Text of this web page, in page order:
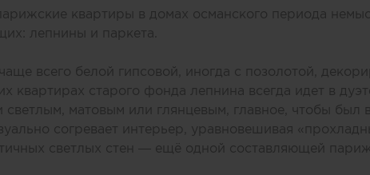
квартиры в домах османского периода
лепнины и паркета.
всего белой гипсовой, иногда с позолотой,
квартирах старого фонда лепнина всегда идет в
светлым, матовым или глянцевым, главное, чтобы был
согревает интерьер, уравновешивая
светлых стен — ещё одной составляющей